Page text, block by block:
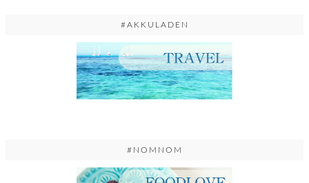
#AKKULADEN
#NOMNOM